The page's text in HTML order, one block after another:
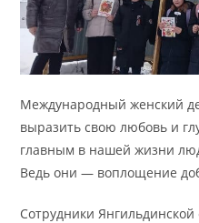
Международный женский
выразить свою любовь и
главным в нашей жизни
Ведь они — воплощение
Сотрудники Янгильдинской